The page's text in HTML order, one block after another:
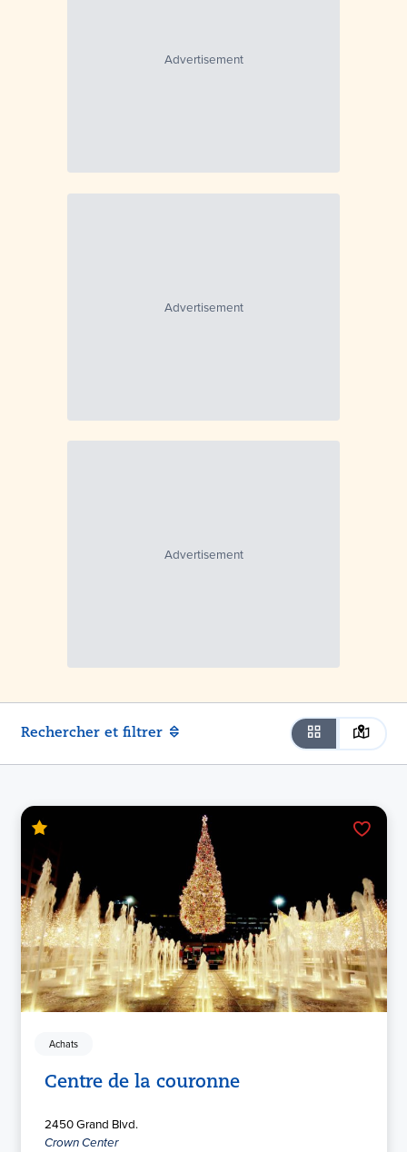
Rechercher et filtrer
Achats
Centre de la couronne
2450 Grand Blvd.
Crown Center